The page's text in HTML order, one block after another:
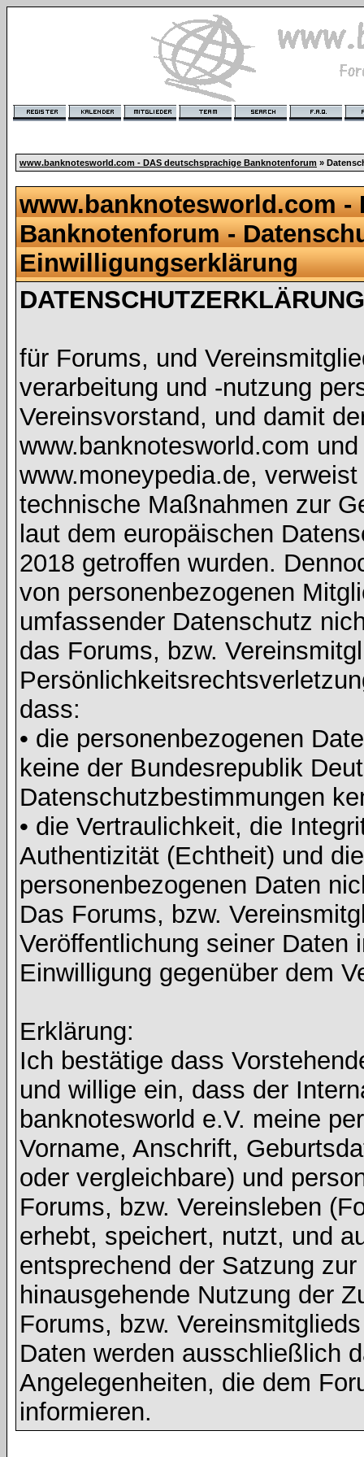
www.banknotesworld.com - DAS deutschsprachige Banknotenforum »
www.banknotesworld.com -
Banknotenforum -
Einwilligungserklärung
für Forums, und
verarbeitung und -nutzung
Vereinsvorstand, und damit
www.banknotesworld.com
www.moneypedia.de,
technische Maßnahmen zur
laut dem europäischen
2018 getroffen wurden.
von personenbezogenen
umfassender Datenschutz
das Forums, bzw.
dass:
• die personenbezogenen
keine der Bundesrepublik
Datenschutzbestimmungen
• die Vertraulichkeit, die
Authentizität (Echtheit) und
personenbezogenen Daten
Das Forums, bzw.
Veröffentlichung seiner Daten
Einwilligung gegenüber dem
Erklärung:
Ich bestätige dass
und willige ein, dass der
banknotesworld e.V. meine
Vorname, Anschrift,
oder vergleichbare) und
Forums, bzw. Vereinsleben
erhebt, speichert, nutzt, und
entsprechend der Satzung
hinausgehende Nutzung der
Forums, bzw.
Daten werden ausschließlich
Angelegenheiten, die dem
informieren.